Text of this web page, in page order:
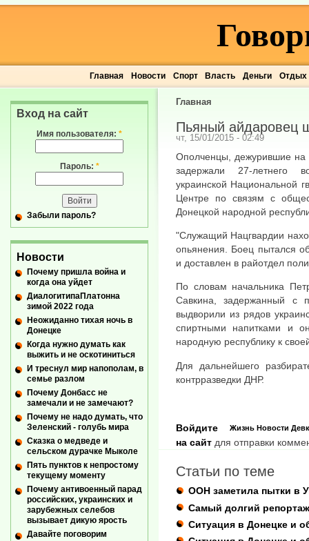
Главная Новости Спорт Власть Деньги Отдых
Главная
Пьяный айдаровец
чт, 15/01/2015 - 02:49
Ополченцы, дежурившие на
задержали 27-летнего
украинской Национальной
Центре по связям с
Донецкой народной
"Служащий Нацгвардии
опьянения. Боец пытался
и доставлен в райотдел
По словам начальника
Савкина, задержанный с
выдворили из рядов
спиртными напитками и
народную республику к
Для дальнейшего
контрразведки ДНР.
Жизнь Новости
Войдите
на сайт для отправки
Статьи по теме
ООН заметила пытки в
Самый долгий репортаж
Ситуация в Донецке и
Вход на сайт
Имя пользователя: *
Пароль: *
Забыли пароль?
Новости
Почему пришла война и
когда она уйдет
ДиалогитипаПлатонна
зимой 2022 года
Неожиданно тихая ночь в
Донецке
Когда нужно думать как
выжить и не оскотиниться
И треснул мир напополам, в
семье разлом
Почему Донбасс не
замечали и не замечают?
Почему не надо думать, что
Зеленский - голубь мира
Сказка о медведе и
сельском дурачке Мыколе
Пять пунктов к непростому
текущему моменту
Почему антивоенный парад
российских, украинских и
зарубежных селебов
вызывает дикую ярость
Давайте поговорим